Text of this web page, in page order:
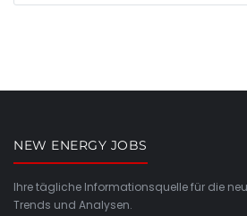
NEW ENERGY JOBS
Ihre tägliche Informationsquelle für die
Trends und Analysen.